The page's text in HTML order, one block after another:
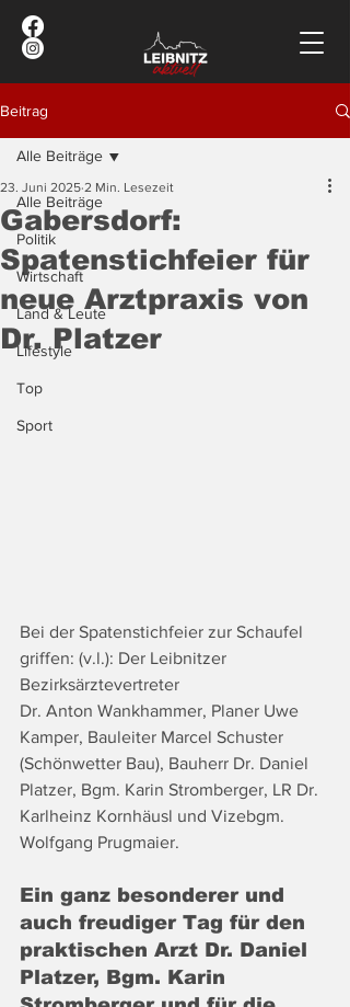
Beitrag
Alle Beiträge
Politik
Wirtschaft
Land & Leute
Lifestyle
Top
Sport
Alle Beiträge
Gabersdorf:
Spatenstichfeier für
neue Arztpraxis von
Dr. Platzer
23. Juni 2025 2 Min. Lesezeit
Bei der Spatenstichfeier zur Schaufel
griffen: (v.l.): Der Leibnitzer
Bezirksärztevertreter
Dr. Anton Wankhammer, Planer Uwe
Kamper, Bauleiter Marcel Schuster
(Schönwetter Bau), Bauherr Dr. Daniel
Platzer, Bgm. Karin Stromberger, LR Dr.
Karlheinz Kornhäusl und Vizebgm.
Wolfgang Prugmaier.
Ein ganz besonderer und
auch freudiger Tag für den
praktischen Arzt Dr. Daniel
Platzer, Bgm. Karin